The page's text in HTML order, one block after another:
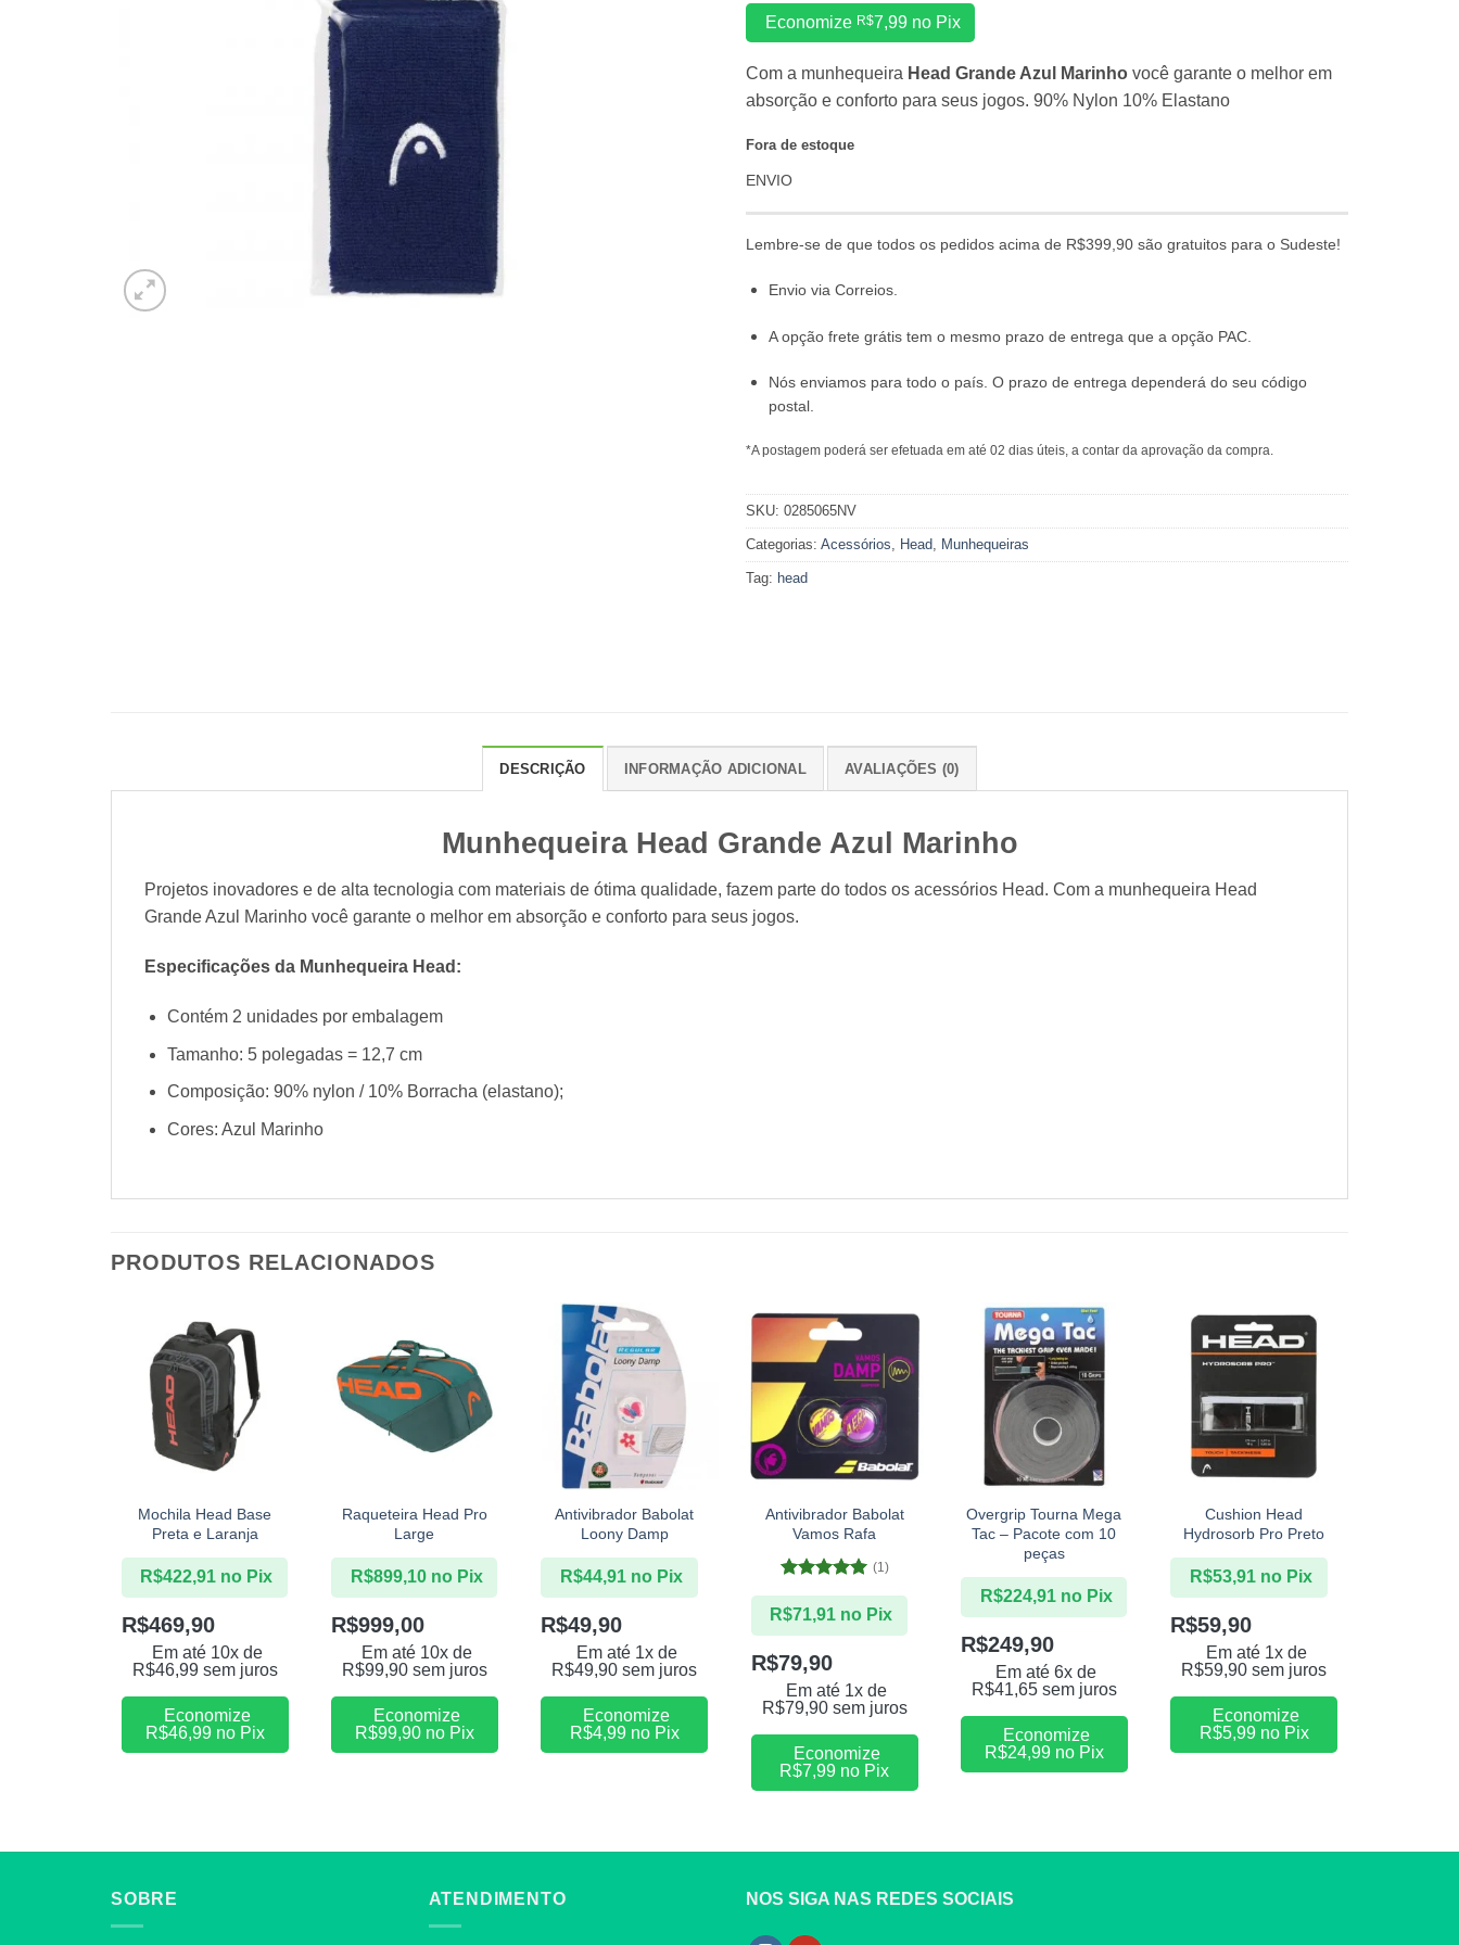
Economize R$7,99no Pix
Com a munhequeira Head Grande Azul Marinho você garante o melhor em
absorção e conforto para seus jogos. 90% Nylon 10% Elastano
Fora de estoque
ENVIO
Lembre-se de que todos os pedidos acima de R$399,90 são gratuitos para o Sudeste!
Envio via Correios.
A opção frete grátis tem o mesmo prazo de entrega que a opção PAC.
Nós enviamos para todo o país. O prazo de entrega dependerá do seu código
postal.
*A postagem poderá ser efetuada em até 02 dias úteis, a contar da aprovação da compra.
SKU: 0285065NV
Categorias: Acessórios, Head, Munhequeiras
Tag: head
DESCRIÇÃO INFORMAÇÃO ADICIONAL AVALIAÇÕES (0)
Munhequeira Head Grande Azul Marinho
Projetos inovadores e de alta tecnologia com materiais de ótima qualidade, fazem parte do todos os acessórios Head. Com a munhequeira Head
Grande Azul Marinho você garante o melhor em absorção e conforto para seus jogos.
Especificações da Munhequeira Head:
Contém 2 unidades por embalagem
Tamanho: 5 polegadas = 12,7 cm
Composição: 90% nylon / 10% Borracha (elastano);
Cores: Azul Marinho
PRODUTOS RELACIONADOS
Mochila Head Base
Preta e Laranja
R$469,90
Em até 10x de
R$46,99sem juros
R$422,91 no Pix
Economize
R$46,99no Pix
Raqueteira Head Pro
Large
R$999,00
Em até 10x de
R$99,90sem juros
R$899,10 no Pix
Economize
R$99,90no Pix
Antivibrador Babolat
Loony Damp
R$49,90
Em até 1x de
R$49,90 sem juros
R$44,91 no Pix
Economize
R$4,99no Pix
+
Antivibrador Babolat
Vamos Rafa
Avaliação5
de 5
(1)
R$79,90
Em até 1x de
R$79,90sem juros
R$71,91 no Pix
Economize
R$7,99 no Pix
Overgrip Tourna Mega
Tac – Pacote com 10
peças
R$249,90
Em até 6x de
R$41,65sem juros
R$224,91 no Pix
Economize
R$24,99no Pix
+
Cushion Head
Hydrosorb Pro Preto
R$59,90
Em até 1x de
R$59,90 sem juros
R$53,91 no Pix
Economize
R$5,99no Pix
SOBRE ATENDIMENTO NOS SIGA NAS REDES SOCIAIS